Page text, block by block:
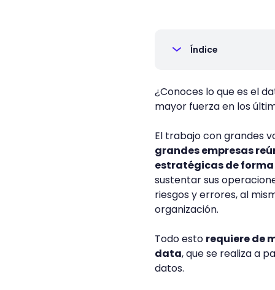
Índice
¿Conoces lo que es el
mayor fuerza en los
El trabajo con grandes
grandes empresas
estratégicas de
sustentar sus
riesgos y errores, al
organización.
Todo esto requiere de
data, que se realiza a
datos.